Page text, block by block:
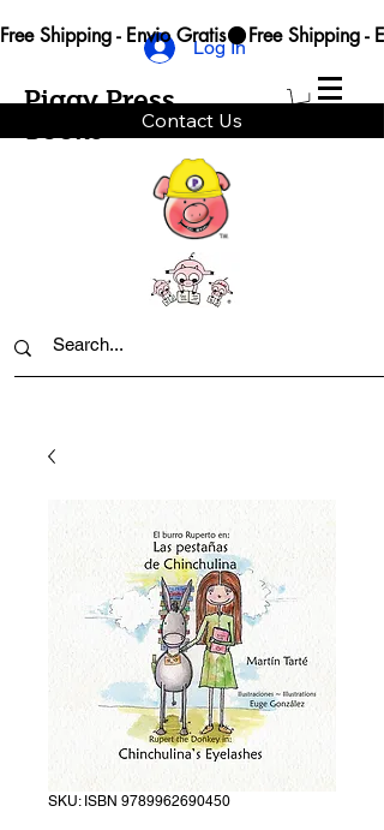
Piggy Press
Contact Us
Log In
Free Shipping - Envio Gratis
SKU: ISBN 9789962690450